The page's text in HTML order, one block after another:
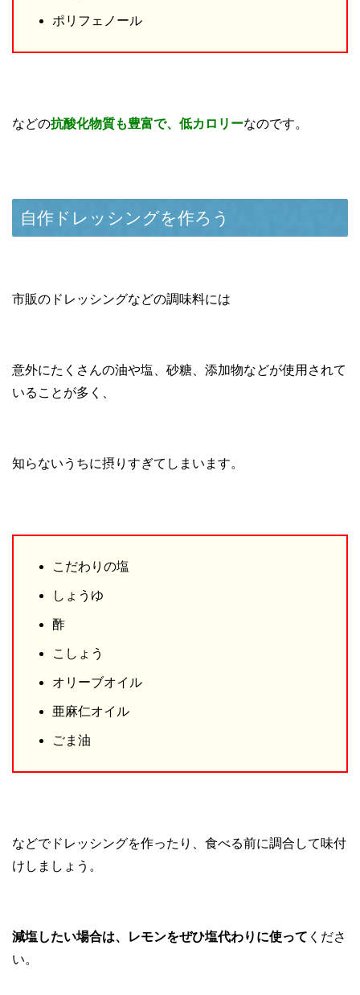
ポリフェノール
などの抗酸化物質も豊富で、低カロリーなのです。
自作ドレッシングを作ろう
市販のドレッシングなどの調味料には
意外にたくさんの油や塩、砂糖、添加物などが使用されて
いることが多く、
知らないうちに摂りすぎてしまいます。
こだわりの塩
しょうゆ
酢
こしょう
オリーブオイル
亜麻仁オイル
ごま油
などでドレッシングを作ったり、食べる前に調合して味付
けしましょう。
減塩したい場合は、レモンをぜひ塩代わりに使って くださ
い。